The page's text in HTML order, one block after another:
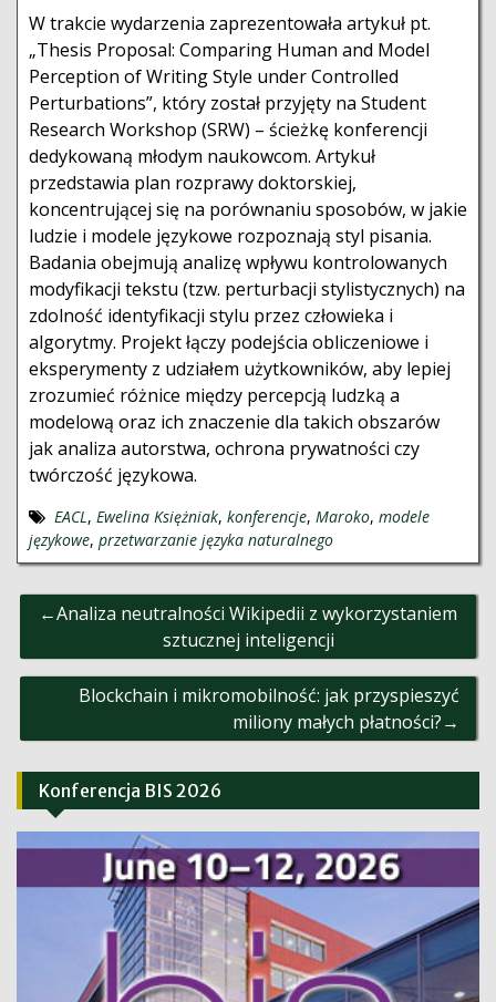
W trakcie wydarzenia zaprezentowała artykuł pt.
„Thesis Proposal: Comparing Human and Model
Perception of Writing Style under Controlled
Perturbations”, który został przyjęty na Student
Research Workshop (SRW) – ścieżkę konferencji
dedykowaną młodym naukowcom. Artykuł
przedstawia plan rozprawy doktorskiej,
koncentrującej się na porównaniu sposobów, w jakie
ludzie i modele językowe rozpoznają styl pisania.
Badania obejmują analizę wpływu kontrolowanych
modyfikacji tekstu (tzw. perturbacji stylistycznych) na
zdolność identyfikacji stylu przez człowieka i
algorytmy. Projekt łączy podejścia obliczeniowe i
eksperymenty z udziałem użytkowników, aby lepiej
zrozumieć różnice między percepcją ludzką a
modelową oraz ich znaczenie dla takich obszarów
jak analiza autorstwa, ochrona prywatności czy
twórczość językowa.
EACL, Ewelina Księżniak, konferencje, Maroko, modele
językowe, przetwarzanie języka naturalnego
Nawigacja
wpisu
Analiza neutralności Wikipedii z wykorzystaniem
sztucznej inteligencji
Blockchain i mikromobilność: jak przyspieszyć
miliony małych płatności?
Konferencja BIS 2026